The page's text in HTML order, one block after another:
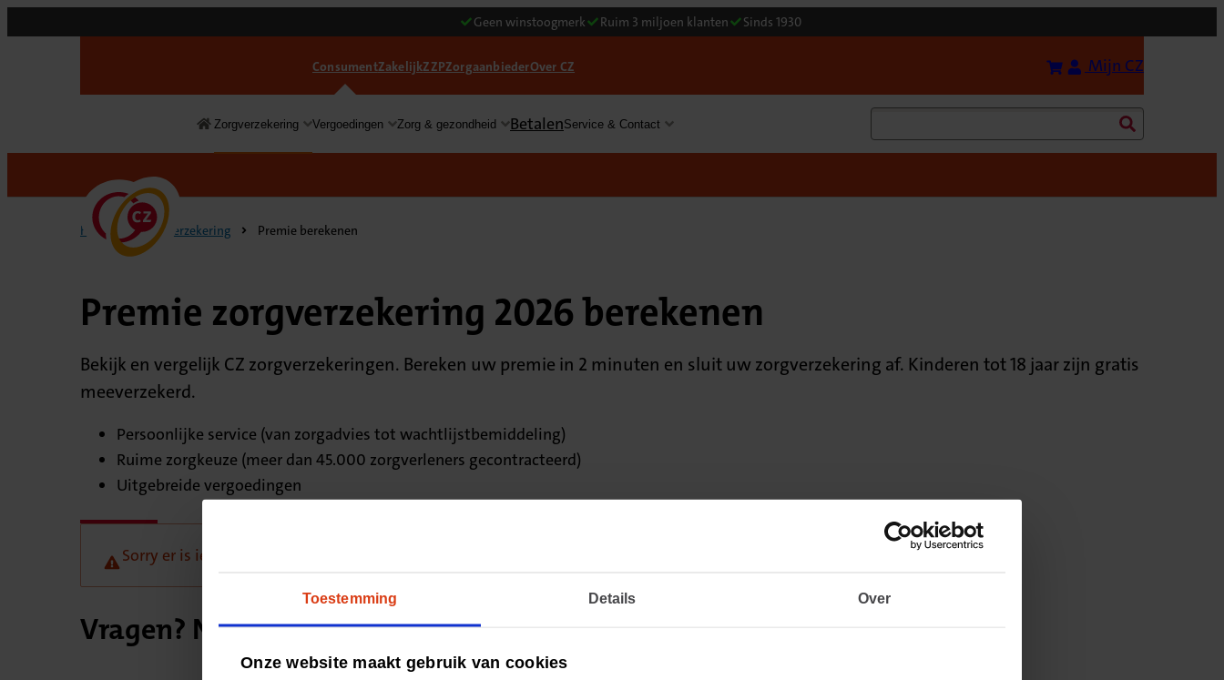
Toestemming Details Over
Onze website maakt gebruik van cookies
Geen winstoogmerk Ruim 3 miljoen klanten Sinds 1930
ConsumentZakelijkZZPZorgaanbiederOver CZ Bereken uw premie
Mijn CZ
Consument
Zorgverzekering Vergoedingen Zorg & gezondheid BetalenService & Contact
Home Zorgverzekering Premie berekenen
Premie zorgverzekering 2026 berekenen
Bekijk en vergelijk CZ zorgverzekeringen. Bereken uw premie in 2 minuten en sluit uw zorgverzekering af. Kinderen tot 18 jaar zijn gratis
meeverzekerd.
Persoonlijke service (van zorgadvies tot wachtlijstbemiddeling)
Ruime zorgkeuze (meer dan 45.000 zorgverleners gecontracteerd)
Uitgebreide vergoedingen
Sorry er is iets misgegaan, probeer het later opnieuw.
Vragen? Neem contact met ons op